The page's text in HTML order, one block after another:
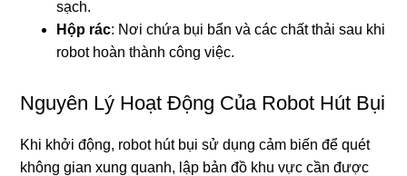
sạch.
Hộp rác: Nơi chứa bụi bẩn và các chất thải sau khi
robot hoàn thành công việc.
Nguyên Lý Hoạt Động Của Robot Hút Bụi
Khi khởi động, robot hút bụi sử dụng cảm biến để quét
không gian xung quanh, lập bản đồ khu vực cần được